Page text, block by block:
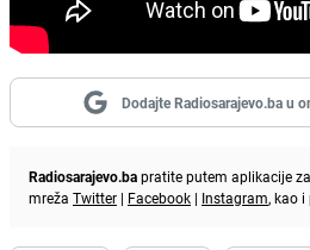
Dodajte Radiosarajevo.ba u
Radiosarajevo.bapratite putem aplikacije za
mreža Twitter | Facebook | Instagram, kao